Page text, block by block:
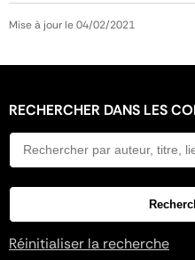
Mise à jour le 04/02/2021
RECHERCHER DANS LES
Réinitialiser la recherche